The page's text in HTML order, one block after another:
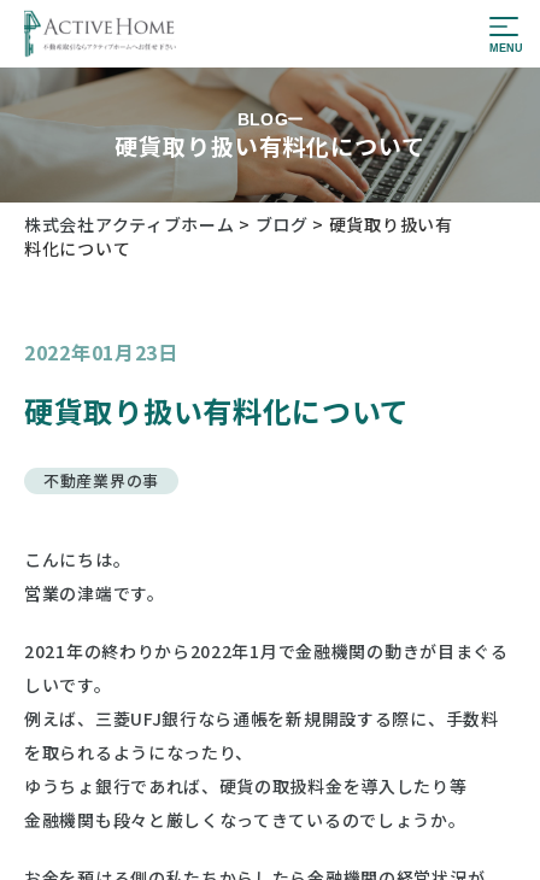
BLOG
硬貨取り扱い有料化について
株式会社アクティブホーム > ブログ > 硬貨取り扱い有
料化について
2022年01月23日
硬貨取り扱い有料化について
不動産業界の事
こんにちは。
営業の津端です。
2021年の終わりから2022年1月で金融機関の動きが目まぐる
しいです。
例えば、三菱UFJ銀行なら通帳を新規開設する際に、手数料
を取られるようになったり、
ゆうちょ銀行であれば、硬貨の取扱料金を導入したり等
金融機関も段々と厳しくなってきているのでしょうか。